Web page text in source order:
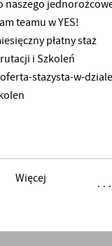
naszego
teamu w YES!
płatny staż
i Szkoleń
stazysta-w-
Więcej